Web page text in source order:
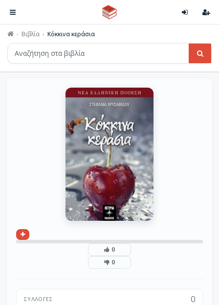
Βιβλία Κόκκινα κεράσια
0
0
ΣΥΛΛΟΓΈΣ 0